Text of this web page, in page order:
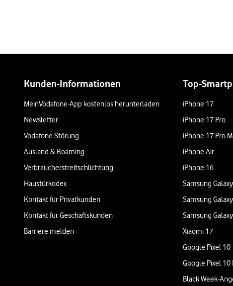
Kunden-Informationen
MeinVodafone-App kostenlos herunterladen
Newsletter
Vodafone Störung
Ausland & Roaming
Verbraucherstreitschlichtung
Haustürkodex
Kontakt für Privatkunden
Kontakt für Geschäftskunden
Barriere melden
Top-
iPhone 17
iPhone 17 Pro
iPhone 17 Pro
iPhone Air
iPhone 16
Samsung
Samsung
Samsung
Xiaomi 17
Google Pixel 10
Google Pixel 10
Black Week-